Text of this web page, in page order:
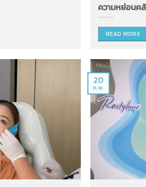
ความหย่อนค
READ MORE
20
ก.พ.